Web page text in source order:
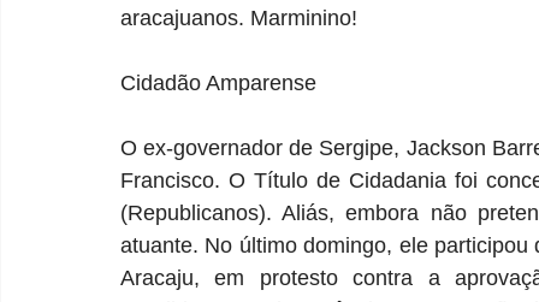
aracajuanos. Marminino!
Cidadão Amparense
O ex-governador de Sergipe, Jackson
Francisco. O Título de Cidadania foi
(Republicanos). Aliás, embora não
atuante. No último domingo, ele
Aracaju, em protesto contra a